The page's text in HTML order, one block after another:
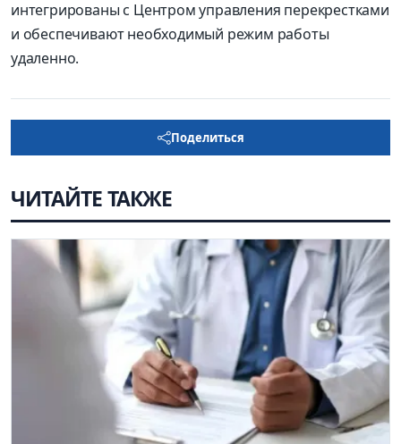
интегрированы с Центром управления перекрестками
и обеспечивают необходимый режим работы
удаленно.
Поделиться
ЧИТАЙТЕ ТАКЖЕ